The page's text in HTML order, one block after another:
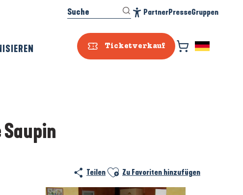
Ticketverkauf
Suche PartnerPresseGruppen
Teilen Ajouter aux favoris
Zu Favoriten hinzufügen